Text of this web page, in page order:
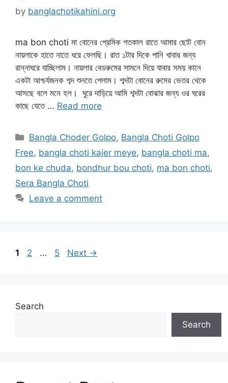
by banglachotikahini.org
ma bon choti মা বোনের প্রেমিক গতকাল রাতে আমার ছোট বোন
নায়লাকে হাতে নাতে ধরে ফেলছি। রাত ১টার দিকে পানি খাবার জন্য
রান্নাঘরে যাচ্ছিলাম। নায়লার বেডরুমের সামনে দিয়ে যাবার সময় কানে
একটা আশ্চর্যজনক শব্দ শুনতে পেলাম। শব্দটা বোনের রুমের ভেতর থেকে
আসছে বলে মনে হল। ঘুরে দাড়িয়ে আমি শব্দটা বোঝার জন্য ওর ঘরের
কাছে যেতে … Read more
Categories
Bangla Choder Golpo, Bangla Choti Golpo
Free, bangla choti kajer meye, bangla choti ma,
bon ke chuda, bondhur bou choti, ma bon choti,
Sera Bangla Choti
Leave a comment
Page
1 Page
2 … Page
5 Next →
Search
Search